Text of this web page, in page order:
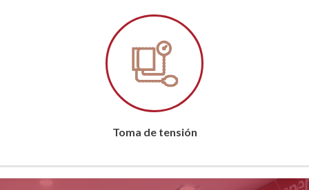
Toma de tensión